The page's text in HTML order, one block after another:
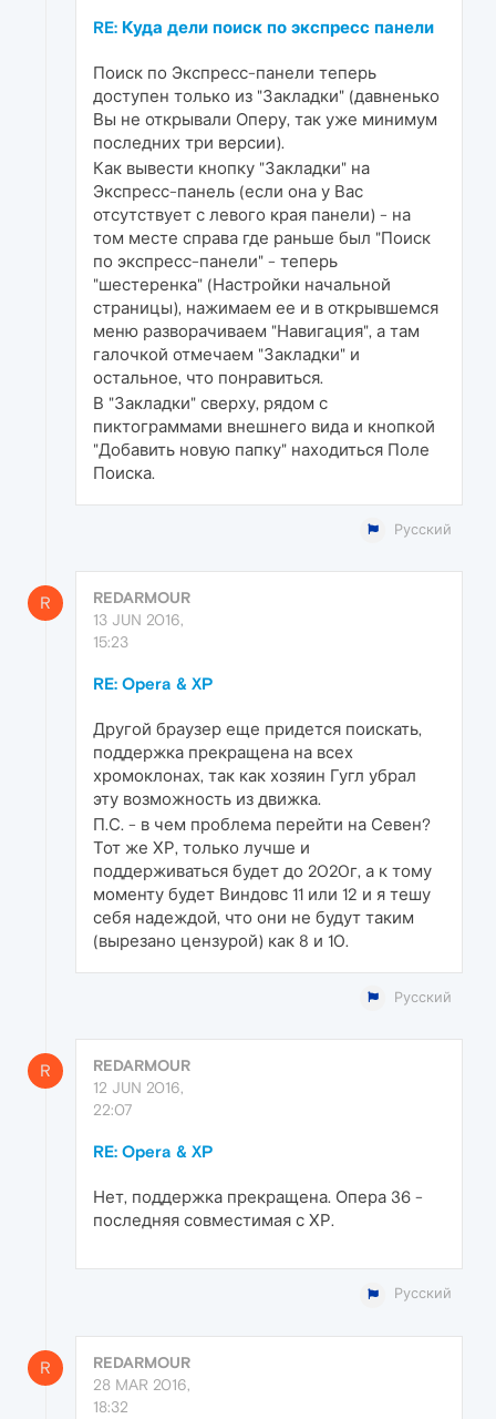
RE: Куда дели поиск по экспресс панели
Поиск по Экспресс-панели теперь
доступен только из "Закладки" (давненько
Вы не открывали Оперу, так уже минимум
последних три версии).
Как вывести кнопку "Закладки" на
Экспресс-панель (если она у Вас
отсутствует с левого края панели) - на
том месте справа где раньше был "Поиск
по экспресс-панели" - теперь
"шестеренка" (Настройки начальной
страницы), нажимаем ее и в открывшемся
меню разворачиваем "Навигация", а там
галочкой отмечаем "Закладки" и
остальное, что понравиться.
В "Закладки" сверху, рядом с
пиктограммами внешнего вида и кнопкой
"Добавить новую папку" находиться Поле
Поиска.
Русский
R
REDARMOUR
13 JUN 2016,
15:23
RE: Opera & XP
Другой браузер еще придется поискать,
поддержка прекращена на всех
хромоклонах, так как хозяин Гугл убрал
эту возможность из движка.
П.С. - в чем проблема перейти на Севен?
Тот же ХР, только лучше и
поддерживаться будет до 2020г, а к тому
моменту будет Виндовс 11 или 12 и я тешу
себя надеждой, что они не будут таким
(вырезано цензурой) как 8 и 10.
Русский
R
REDARMOUR
12 JUN 2016,
22:07
RE: Opera & XP
Нет, поддержка прекращена. Опера 36 -
последняя совместимая с ХР.
Русский
R
REDARMOUR
28 MAR 2016,
18:32